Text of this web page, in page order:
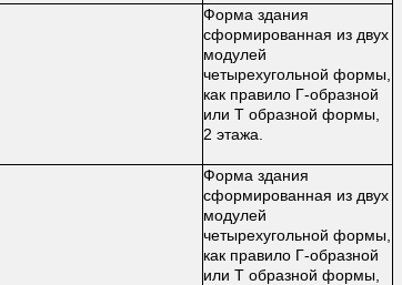
Форма здания
сформированная из двух
модулей
четырехугольной формы,
как правило Г-образной
или Т образной формы,
2 этажа.
Форма здания
сформированная из двух
модулей
четырехугольной формы,
как правило Г-образной
или Т образной формы,